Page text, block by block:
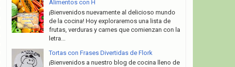
Alimentos con H
¡Bienvenidos nuevamente al delicioso mundo
de la cocina! Hoy exploraremos una lista de
frutas, verduras y carnes que comienzan con la
letra...
Tortas con Frases Divertidas de Flork
¡Bienvenidos a nuestro blog de cocina lleno de